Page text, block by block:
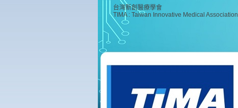
台灣新創醫療學會
TIMA : Taiwan Innovative Medical Association